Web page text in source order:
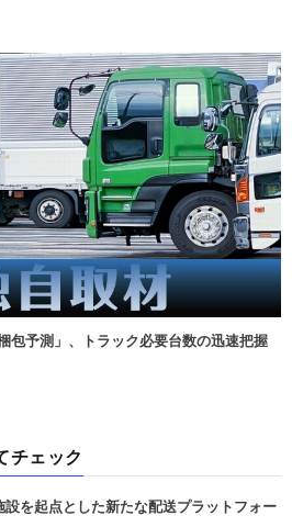
包予測」、トラック必要台数の迅速把握
チェック
を起点とした新たな配送プラットフォー